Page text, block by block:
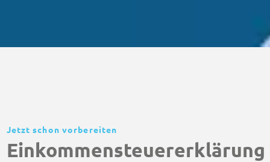
Jetzt schon vorbereiten
Einkommensteuererklärung